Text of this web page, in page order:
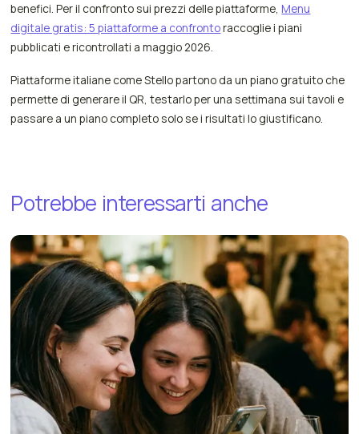
benefici. Per il confronto sui prezzi delle piattaforme, Menu
digitale gratis: 5 piattaforme a confrontoraccoglie i piani
pubblicati e ricontrollati a maggio 2026.
Piattaforme italiane come Stello partono da un piano gratuito che
permette di generare il QR, testarlo per una settimana sui tavoli e
passare a un piano completo solo se i risultati lo giustificano.
Potrebbe interessarti anche